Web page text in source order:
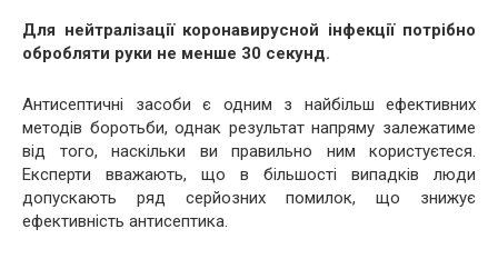
Для нейтралізації коронавирусной інфекції потрібно
обробляти руки не менше 30 секунд.
Антисептичні засоби є одним з найбільш ефективних
методів боротьби, однак результат напряму залежатиме
від того, наскільки ви правильно ним користуєтеся.
Експерти вважають, що в більшості випадків люди
допускають ряд серйозних помилок, що знижує
ефективність антисептика.